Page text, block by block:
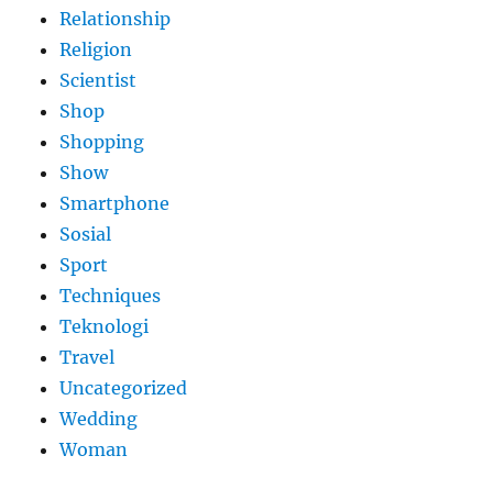
Relationship
Religion
Scientist
Shop
Shopping
Show
Smartphone
Sosial
Sport
Techniques
Teknologi
Travel
Uncategorized
Wedding
Woman